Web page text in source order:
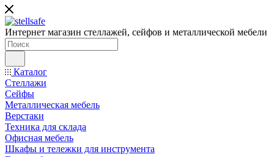
Интернет магазин стеллажей, сейфов и металлической мебели
Каталог
Стеллажи
Сейфы
Металлическая мебель
Верстаки
Техника для склада
Офисная мебель
Шкафы и тележки для инструмента